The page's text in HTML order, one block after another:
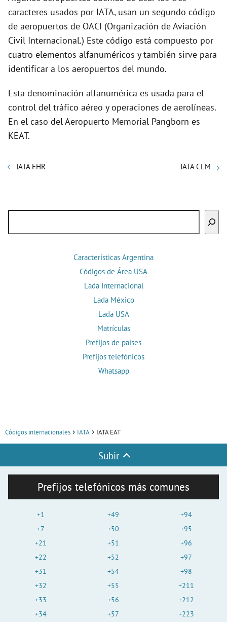
caracteres usados por IATA, usan un segundo código
de aeropuertos de OACI (Organización de Aviación
Civil Internacional.) Este código está compuesto por
cuatro elementos alfanuméricos y también sirve para
identificar a los aeropuertos del mundo.
Esta denominación alfanumérica es usada para el
control del tráfico aéreo y operaciones de aerolíneas.
En el caso del Aeropuerto Memorial Pangborn es
KEAT.
IATA FHR IATA CLM
Características Argentina
Códigos de Área USA
Lada Internacional
Lada México
Lada USA
Matrículas
Prefijos de países
Prefijos telefónicos
Whatsapp
Códigos internacionales IATA IATA EAT
Subir
Prefijos telefónicos más comunes
+1
+7
+21
+22
+31
+32
+33
+34
+49
+50
+51
+52
+54
+55
+56
+57
+94
+95
+96
+97
+98
+211
+212
+223